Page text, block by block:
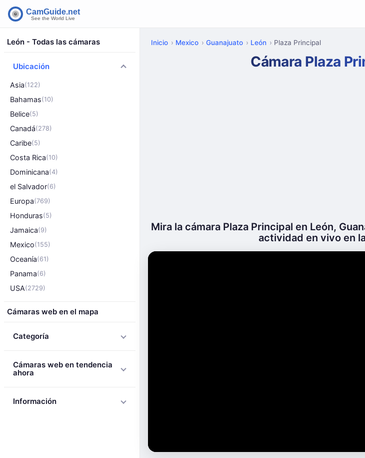
León - Todas las cámaras
Ubicación
Asia(122)
Bahamas(10)
Belice(5)
Canadá(278)
Caribe(5)
Costa Rica(10)
Dominicana(4)
el Salvador(6)
Europa(769)
Honduras(5)
Jamaica(9)
Mexico(155)
Oceanía(61)
Panama(6)
USA(2729)
Cámaras web en el mapa
Categoría
Cámaras web en tendencia
ahora
Información
Inicio Mexico Guanajuato León Plaza Principal
Cámara Plaza
Mira la cámara Plaza Principal en León,
actividad en vivo en